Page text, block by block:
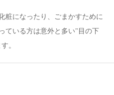
粧になったり、ごまかすために
ている方は意外と多い"目の下
。